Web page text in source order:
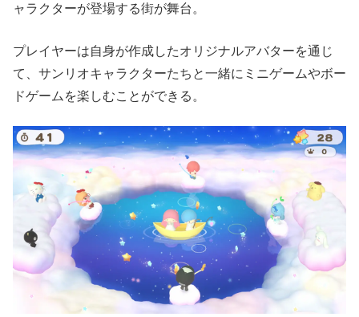
ャラクターが登場する街が舞台。
プレイヤーは自身が作成したオリジナルアバターを通じ
て、サンリオキャラクターたちと一緒にミニゲームやボー
ドゲームを楽しむことができる。